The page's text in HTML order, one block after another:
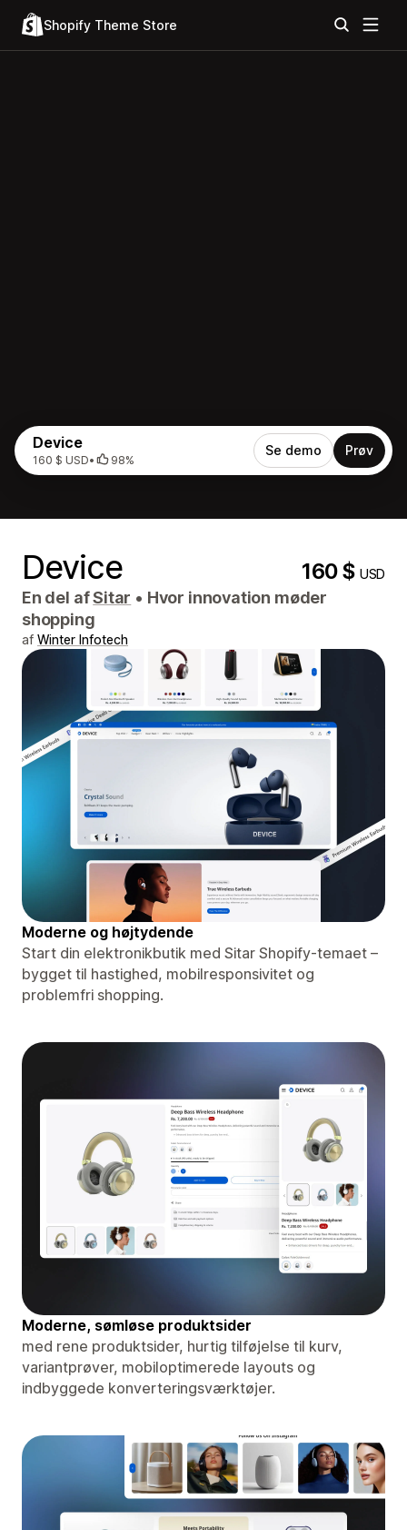
Shopify Theme Store
Device
160 $ USD• 98%
Se demo Prøv
Device 160 $USD
En del afSitar • Hvor innovation møder
shopping
af Winter Infotech
Moderne og højtydende
Start din elektronikbutik med Sitar Shopify-temaet –
bygget til hastighed, mobilresponsivitet og
problemfri shopping.
Moderne, sømløse produktsider
med rene produktsider, hurtig tilføjelse til kurv,
variantprøver, mobiloptimerede layouts og
indbyggede konverteringsværktøjer.